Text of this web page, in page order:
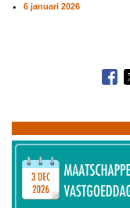
6 januari 2026
2026